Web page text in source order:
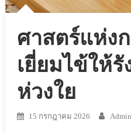
ศาสตร์แห่ง
เยี่ยมไข้ให้
ห่วงใย
15 กรกฎาคม 2026